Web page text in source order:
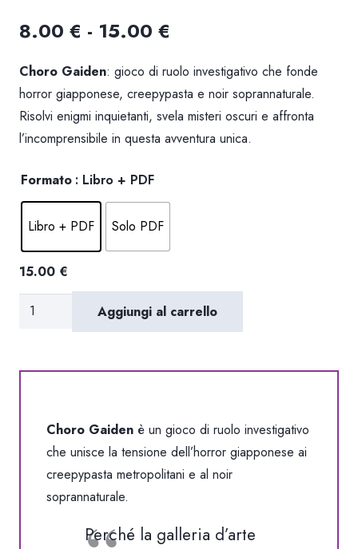
8.00 € - 15.00 €
di
prezzo:
da
a
Choro Gaiden: gioco di ruolo investigativo che fonde
horror giapponese, creepypasta e noir soprannaturale.
Risolvi enigmi inquietanti, svela misteri oscuri e affronta
l’incomprensibile in questa avventura unica.
Formato : Libro + PDF
Libro + PDF Solo PDF
15.00 €
Choro
Base
Aggiungi al carrello
Choro Gaiden è un gioco di ruolo investigativo
che unisce la tensione dell’horror giapponese ai
creepypasta metropolitani e al noir
soprannaturale.
Perché la galleria d’arte